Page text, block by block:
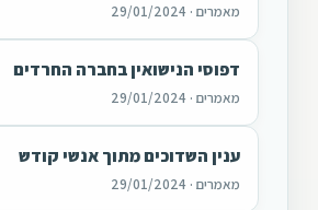
מאמרים · 29/01/2024
דפוסי הנישואין בחברה החרדים
מאמרים · 29/01/2024
ענין השדוכים מתוך אנשי קודש
מאמרים · 29/01/2024